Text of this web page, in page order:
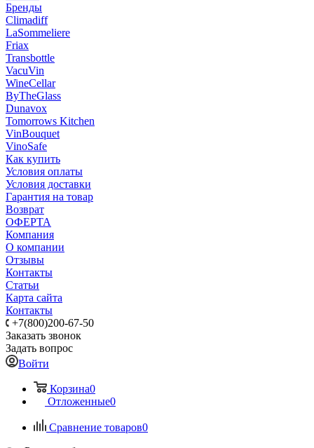
Бренды
Climadiff
LaSommeliere
Friax
Transbottle
VacuVin
WineCellar
ByTheGlass
Dunavox
Tomorrows Kitchen
VinBouquet
VinoSafe
Как купить
Условия оплаты
Условия доставки
Гарантия на товар
Возврат
ОФЕРТА
Компания
О компании
Отзывы
Контакты
Статьи
Карта сайта
Контакты
+7(800)200-67-50
Заказать звонок
Задать вопрос
Войти
Корзина0
Отложенные0
Сравнение товаров0